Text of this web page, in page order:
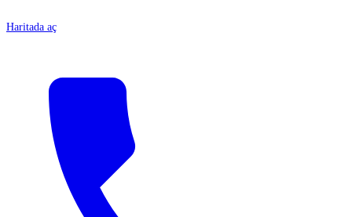
Haritada aç